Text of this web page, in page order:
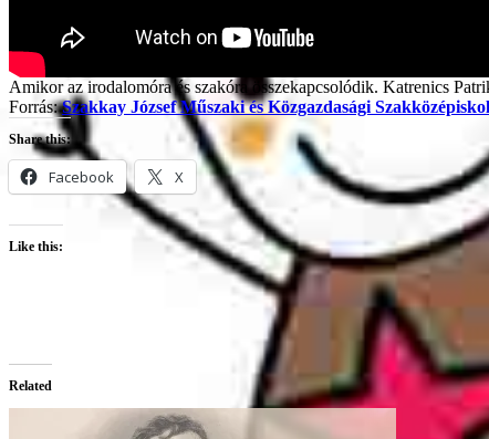
Amikor az irodalomóra és szakóra összekapcsolódik. Katrenics
Forrás:Szakkay József Műszaki és Közgazdasági
Share this:
Facebook X
Like this:
Related